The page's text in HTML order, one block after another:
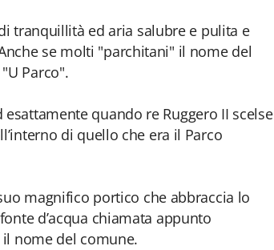
tranquillità ed aria salubre e pulita e
se molti "parchitani" il nome del
Parco".
quando re Ruggero II scelse
di quello che era il Parco
magnifico portico che abbraccia lo
d’acqua chiamata appunto
nome del comune.